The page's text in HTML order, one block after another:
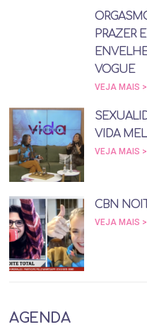
PRAZER
VOGUE
VEJA MAIS >
VIDA
VEJA MAIS >
CBN
VEJA MAIS >
AGENDA